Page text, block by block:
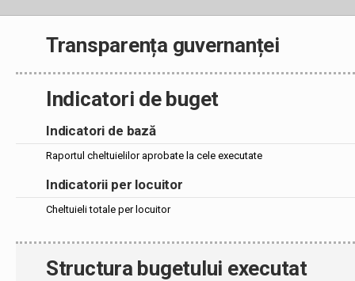
Transparența guvernanței
Indicatori de buget
Indicatori de bază
Raportul cheltuielilor aprobate la cele executate
Indicatorii per locuitor
Cheltuieli totale per locuitor
Structura bugetului executat